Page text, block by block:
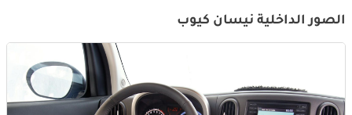
الصور الداخلية نيسان كيوب